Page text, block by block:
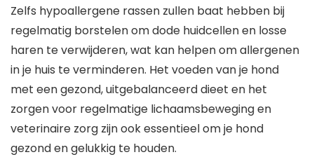
Zelfs hypoallergene rassen zullen baat hebben bij
regelmatig borstelen om dode huidcellen en losse
haren te verwijderen, wat kan helpen om allergenen
in je huis te verminderen. Het voeden van je hond
met een gezond, uitgebalanceerd dieet en het
zorgen voor regelmatige lichaamsbeweging en
veterinaire zorg zijn ook essentieel om je hond
gezond en gelukkig te houden.